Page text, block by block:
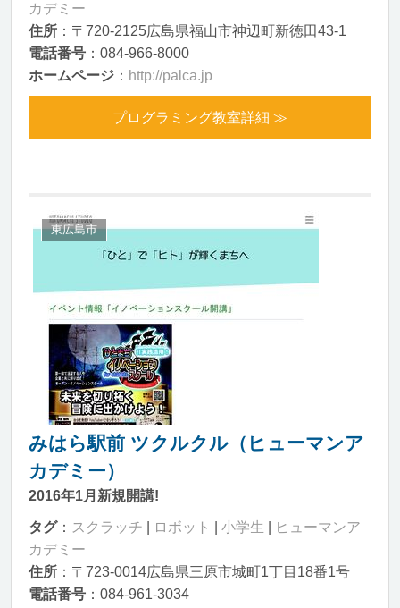
カデミー
住所 ：〒720-2125広島県福山市神辺町新徳田43-1
電話番号 ：084-966-8000
ホームページ ： http://palca.jp
プログラミング教室詳細 ≫
東広島市
みはら駅前 ツクルクル（ヒューマンア
カデミー）
2016年1月新規開講!
タグ： スクラッチ ロボット 小学生
ヒューマンア
カデミー
住所 ：〒723-0014広島県三原市城町1丁目18番1号
電話番号 ：084-961-3034